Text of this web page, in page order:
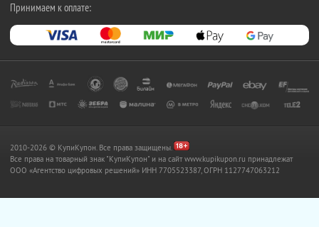
Принимаем к оплате:
2010-2026 © КупиКупон. Все права защищены.
Все права на товарный знак "КупиКупон" и на сайт www.kupikupon.ru принадлежат
OOO «Агентство цифровых решений» ИНН 7705523387, ОГРН 1127747063212